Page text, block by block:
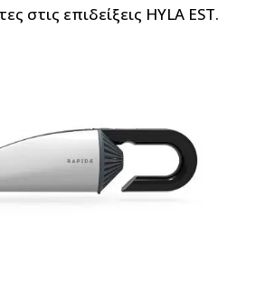
στις επιδείξεις HYLA EST.